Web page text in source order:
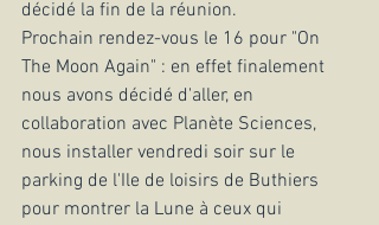
décidé la fin de la réunion.
Prochain rendez-vous le 16 pour "On
The Moon Again" : en effet finalement
nous avons décidé d'aller, en
collaboration avec Planète Sciences,
nous installer vendredi soir sur le
parking de l'Ile de loisirs de Buthiers
pour montrer la Lune à ceux qui